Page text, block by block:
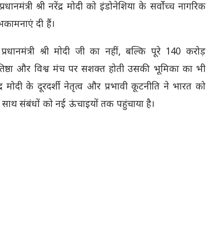
श्री नरेंद्र मोदी को इंडोनेशिया के सर्वोच्च नागरिक
दी हैं।
श्री मोदी जी का नहीं, बल्कि पूरे 140 करोड़
और विश्व मंच पर सशक्त होती उसकी भूमिका का भी
मोदी के दूरदर्शी नेतृत्व और प्रभावी कूटनीति ने भारत को
साथ संबंधों को नई ऊंचाइयों तक पहुंचाया है।